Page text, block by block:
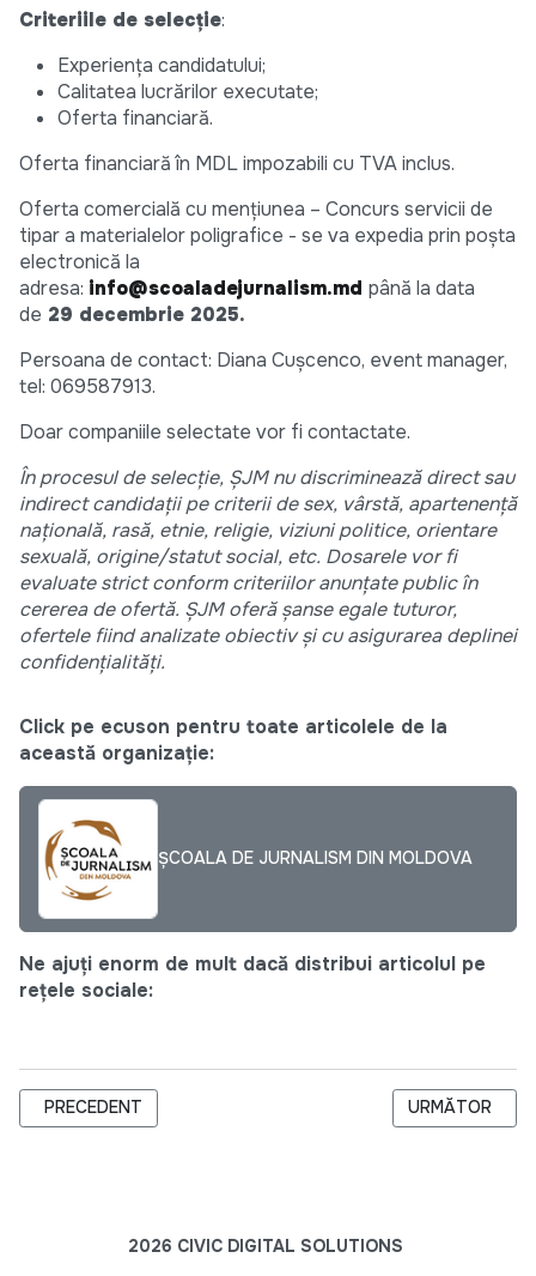
Criteriile de selecție:
Experiența candidatului;
Calitatea lucrărilor executate;
Oferta financiară.
Oferta financiară în MDL impozabili cu TVA inclus.
Oferta comercială cu mențiunea – Concurs servicii de
tipar a materialelor poligrafice - se va expedia prin poșta
electronică la
adresa: info@scoaladejurnalism.md până la data
de 29 decembrie 2025.
Persoana de contact: Diana Cușcenco, event manager,
tel: 069587913.
Doar companiile selectate vor fi contactate.
În procesul de selecție, ȘJMnu discriminează direct sau
indirect candidații pe criterii de sex, vârstă, apartenență
națională, rasă, etnie, religie, viziuni politice, orientare
sexuală, origine/statut social, etc. Dosarele vor fi
evaluate strict conform criteriilor anunțate public în
cererea de ofertă. ȘJMoferă șanse egale tuturor,
ofertele fiind analizate obiectiv și cu asigurarea deplinei
confidențialități.
Click pe ecuson pentru toate articolele de la
această organizație:
ȘCOALA DE JURNALISM DIN MOLDOVA
Ne ajuți enorm de mult dacă distribui articolul pe
rețele sociale:
ARTICOL PRECEDENT: ȘCOALA DE JURNALISM DIN
PRECEDENT ARTICOLUL
URMĂTOR
2026 CIVIC DIGITAL SOLUTIONS